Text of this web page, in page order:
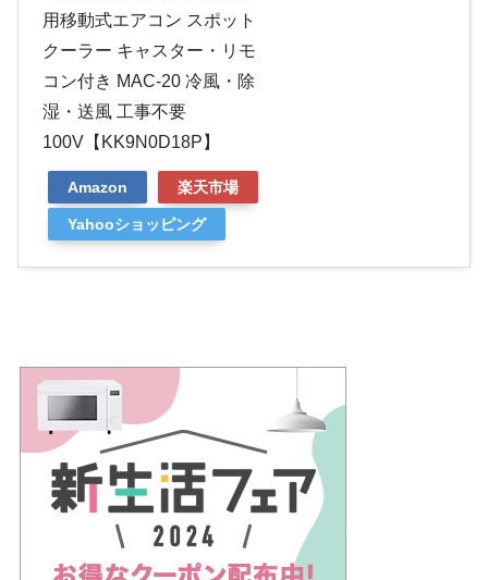
用移動式エアコン スポット
クーラー キャスター・リモ
コン付き MAC-20 冷風・除
湿・送風 工事不要
100V【KK9N0D18P】
Amazon 楽天市場
Yahooショッピング